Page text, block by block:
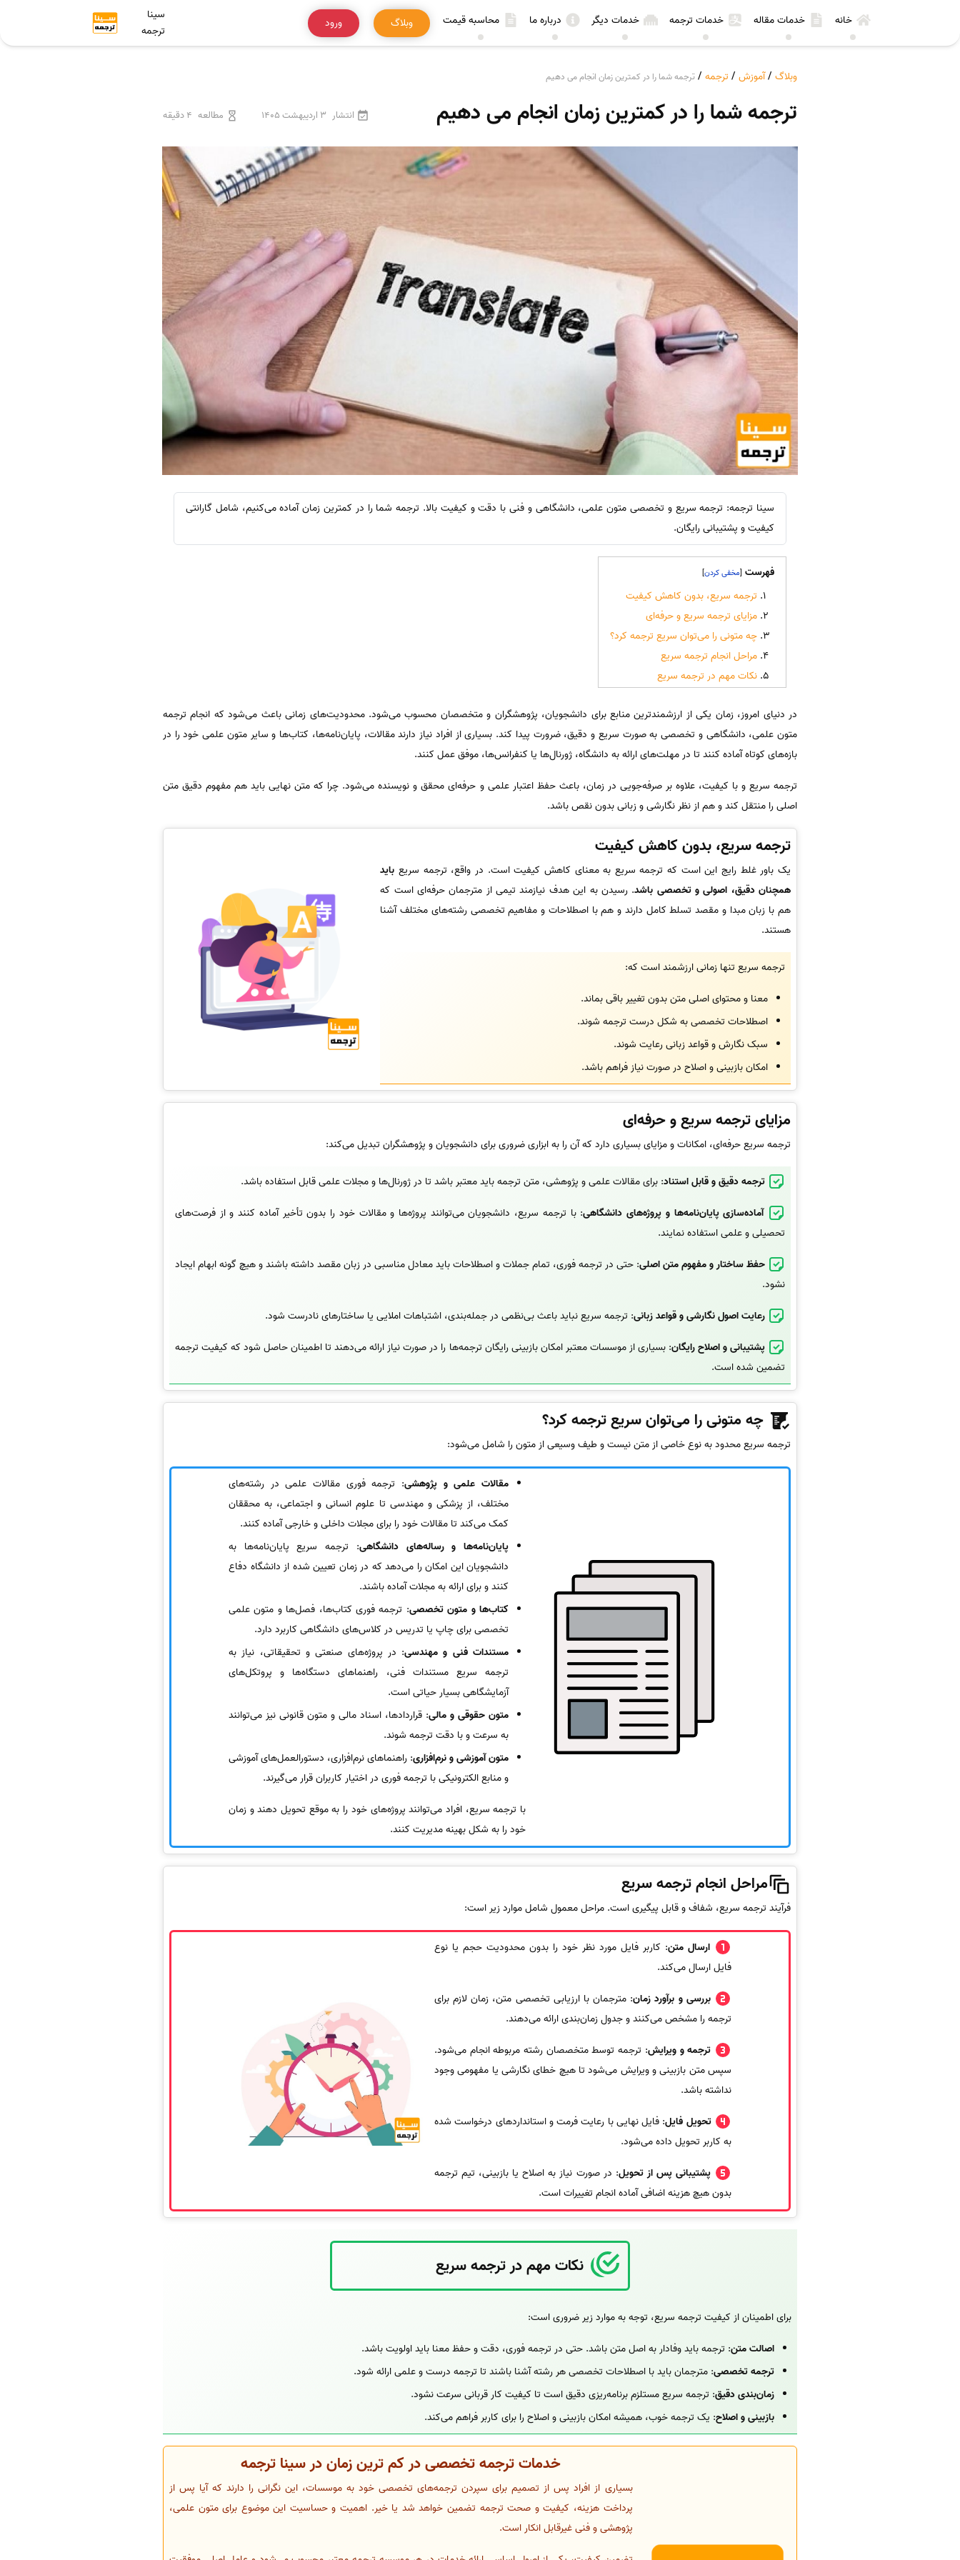
خانه خدمات مقاله خدمات ترجمه خدمات دیگر درباره ما محاسبه قیمت وبلاگ ورود
سینا
ترجمه
وبلاگ /آموزش / ترجمه / ترجمه شما را در کمترین زمان انجام می دهیم
ترجمه شما را در کمترین زمان انجام می دهیم انتشار 3 اردیبهشت 1405 مطالعه 4 دقیقه
سینا ترجمه: ترجمه سریع و تخصصی متون علمی، دانشگاهی و فنی با دقت و کیفیت بالا. ترجمه شما را در کمترین زمان آماده می‌کنیم، شامل گارانتی
کیفیت و پشتیبانی رایگان.
فهرست [
]
ترجمه سریع، بدون کاهش کیفیت
مزایای ترجمه سریع و حرفه‌ای
چه متونی را می‌توان سریع ترجمه کرد؟
مراحل انجام ترجمه سریع
نکات مهم در ترجمه سریع
در دنیای امروز، زمان یکی از ارزشمندترین منابع برای دانشجویان، پژوهشگران و متخصصان محسوب می‌شود. محدودیت‌های زمانی باعث می‌شود که انجام ترجمه
متون علمی، دانشگاهی و تخصصی به صورت سریع و دقیق، ضرورت پیدا کند. بسیاری از افراد نیاز دارند مقالات، پایان‌نامه‌ها، کتاب‌ها و سایر متون علمی خود را در
بازه‌های کوتاه آماده کنند تا در مهلت‌های ارائه به دانشگاه، ژورنال‌ها یا کنفرانس‌ها، موفق عمل کنند.
ترجمه سریع و با کیفیت، علاوه بر صرفه‌جویی در زمان، باعث حفظ اعتبار علمی و حرفه‌ای محقق و نویسنده می‌شود. چرا که متن نهایی باید هم مفهوم دقیق متن
اصلی را منتقل کند و هم از نظر نگارشی و زبانی بدون نقص باشد.
ترجمه سریع، بدون کاهش کیفیت
یک باور غلط رایج این است که ترجمه سریع به معنای کاهش کیفیت است. در واقع، ترجمه سریع باید
همچنان دقیق، اصولی و تخصصی باشد. رسیدن به این هدف نیازمند تیمی از مترجمان حرفه‌ای است که
هم با زبان مبدا و مقصد تسلط کامل دارند و هم با اصطلاحات و مفاهیم تخصصی رشته‌های مختلف آشنا
هستند.
ترجمه سریع تنها زمانی ارزشمند است که:
معنا و محتوای اصلی متن بدون تغییر باقی بماند.
اصطلاحات تخصصی به شکل درست ترجمه شوند.
سبک نگارش و قواعد زبانی رعایت شوند.
امکان بازبینی و اصلاح در صورت نیاز فراهم باشد.
مزایای ترجمه سریع و حرفه‌ای
ترجمه سریع حرفه‌ای، امکانات و مزایای بسیاری دارد که آن را به ابزاری ضروری برای دانشجویان و پژوهشگران تبدیل می‌کند:
ترجمه دقیق و قابل استناد: برای مقالات علمی و پژوهشی، متن ترجمه باید معتبر باشد تا در ژورنال‌ها و مجلات علمی قابل استفاده باشد.
آماده‌سازی پایان‌نامه‌ها و پروژه‌های دانشگاهی: با ترجمه سریع، دانشجویان می‌توانند پروژه‌ها و مقالات خود را بدون تأخیر آماده کنند و از فرصت‌های
تحصیلی و علمی استفاده نمایند.
حفظ ساختار و مفهوم متن اصلی: حتی در ترجمه فوری، تمام جملات و اصطلاحات باید معادل مناسبی در زبان مقصد داشته باشند و هیچ گونه ابهام ایجاد
نشود.
رعایت اصول نگارشی و قواعد زبانی: ترجمه سریع نباید باعث بی‌نظمی در جمله‌بندی، اشتباهات املایی یا ساختارهای نادرست شود.
پشتیبانی و اصلاح رایگان: بسیاری از موسسات معتبر امکان بازبینی رایگان ترجمه‌ها را در صورت نیاز ارائه می‌دهند تا اطمینان حاصل شود که کیفیت ترجمه
تضمین شده است.
چه متونی را می‌توان سریع ترجمه کرد؟
ترجمه سریع محدود به نوع خاصی از متن نیست و طیف وسیعی از متون را شامل می‌شود:
مقالات علمی و پژوهشی: ترجمه فوری مقالات علمی در رشته‌های
مختلف، از پزشکی و مهندسی تا علوم انسانی و اجتماعی، به محققان
کمک می‌کند تا مقالات خود را برای مجلات داخلی و خارجی آماده کنند.
پایان‌نامه‌ها و رساله‌های دانشگاهی: ترجمه سریع پایان‌نامه‌ها به
دانشجویان این امکان را می‌دهد که در زمان تعیین شده از دانشگاه دفاع
کنند و برای ارائه به مجلات آماده باشند.
کتاب‌ها و متون تخصصی: ترجمه فوری کتاب‌ها، فصل‌ها و متون علمی
تخصصی برای چاپ یا تدریس در کلاس‌های دانشگاهی کاربرد دارد.
مستندات فنی و مهندسی: در پروژه‌های صنعتی و تحقیقاتی، نیاز به
ترجمه سریع مستندات فنی، راهنماهای دستگاه‌ها و پروتکل‌های
آزمایشگاهی بسیار حیاتی است.
متون حقوقی و مالی: قراردادها، اسناد مالی و متون قانونی نیز می‌توانند
به سرعت و با دقت ترجمه شوند.
متون آموزشی و نرم‌افزاری: راهنماهای نرم‌افزاری، دستورالعمل‌های آموزشی
و منابع الکترونیکی با ترجمه فوری در اختیار کاربران قرار می‌گیرند.
با ترجمه سریع، افراد می‌توانند پروژه‌های خود را به موقع تحویل دهند و زمان
خود را به شکل بهینه مدیریت کنند.
مراحل انجام ترجمه سریع
فرآیند ترجمه سریع، شفاف و قابل پیگیری است. مراحل معمول شامل موارد زیر است:
ارسال متن: کاربر فایل مورد نظر خود را بدون محدودیت حجم یا نوع
فایل ارسال می‌کند.
بررسی و برآورد زمان: مترجمان با ارزیابی تخصصی متن، زمان لازم برای
ترجمه را مشخص می‌کنند و جدول زمان‌بندی ارائه می‌دهند.
ترجمه و ویرایش: ترجمه توسط متخصصان رشته مربوطه انجام می‌شود.
سپس متن بازبینی و ویرایش می‌شود تا هیچ خطای نگارشی یا مفهومی وجود
نداشته باشد.
تحویل فایل: فایل نهایی با رعایت فرمت و استانداردهای درخواست شده
به کاربر تحویل داده می‌شود.
پشتیبانی پس از تحویل: در صورت نیاز به اصلاح یا بازبینی، تیم ترجمه
بدون هیچ هزینه اضافی آماده انجام تغییرات است.
نکات مهم در ترجمه سریع
برای اطمینان از کیفیت ترجمه سریع، توجه به موارد زیر ضروری است:
اصالت متن: ترجمه باید وفادار به اصل متن باشد. حتی در ترجمه فوری، دقت و حفظ معنا باید اولویت باشد.
ترجمه تخصصی: مترجمان باید با اصطلاحات تخصصی هر رشته آشنا باشند تا ترجمه درست و علمی ارائه شود.
زمان‌بندی دقیق: ترجمه سریع مستلزم برنامه‌ریزی دقیق است تا کیفیت کار قربانی سرعت نشود.
بازبینی و اصلاح: یک ترجمه خوب، همیشه امکان بازبینی و اصلاح را برای کاربر فراهم می‌کند.
خدمات ترجمه تخصصی در کم ترین زمان در سینا ترجمه
بسیاری از افراد پس از تصمیم برای سپردن ترجمه‌های تخصصی خود به موسسات، این نگرانی را دارند که آیا پس از
پرداخت هزینه، کیفیت و صحت ترجمه تضمین خواهد شد یا خیر. اهمیت و حساسیت این موضوع برای متون علمی،
پژوهشی و فنی غیرقابل انکار است.